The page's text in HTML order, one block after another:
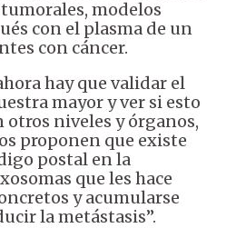
modelos
con el plasma de un
con cáncer.
hay que validar el
mayor y ver si esto
niveles y órganos,
proponen que existe
postal en la
que les hace
y acumularse
la metástasis”.